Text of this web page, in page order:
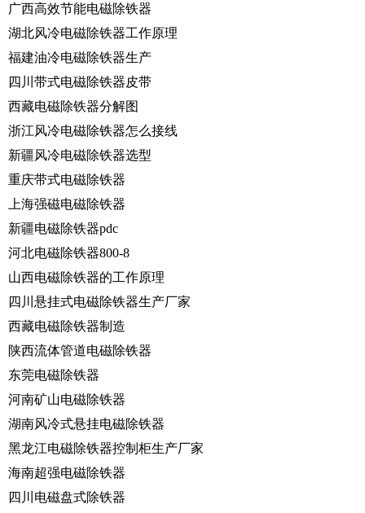
广西高效节能电磁除铁器
湖北风冷电磁除铁器工作原理
福建油冷电磁除铁器生产
四川带式电磁除铁器皮带
西藏电磁除铁器分解图
浙江风冷电磁除铁器怎么接线
新疆风冷电磁除铁器选型
重庆带式电磁除铁器
上海强磁电磁除铁器
新疆电磁除铁器pdc
河北电磁除铁器800-8
山西电磁除铁器的工作原理
四川悬挂式电磁除铁器生产厂家
西藏电磁除铁器制造
陕西流体管道电磁除铁器
东莞电磁除铁器
河南矿山电磁除铁器
湖南风冷式悬挂电磁除铁器
黑龙江电磁除铁器控制柜生产厂家
海南超强电磁除铁器
四川电磁盘式除铁器